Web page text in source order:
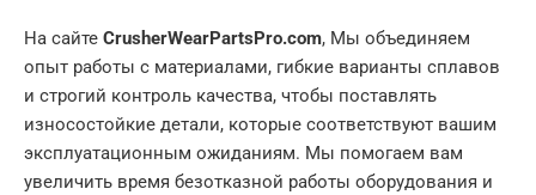
На сайте CrusherWearPartsPro.com, Мы объединяем
опыт работы с материалами, гибкие варианты сплавов
и строгий контроль качества, чтобы поставлять
износостойкие детали, которые соответствуют вашим
эксплуатационным ожиданиям. Мы помогаем вам
увеличить время безотказной работы оборудования и